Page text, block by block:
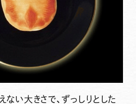
い大きさで、ずっしりとした